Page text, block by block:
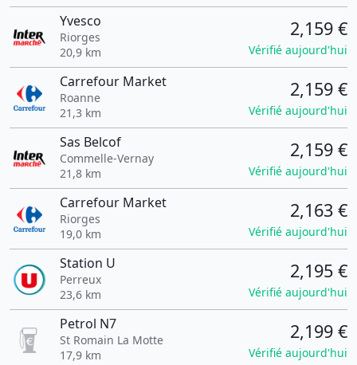
Yvesco
Riorges
20,9 km
2,159 €
Vérifié aujourd'hui
Carrefour Market
Roanne
21,3 km
2,159 €
Vérifié aujourd'hui
Sas Belcof
Commelle-Vernay
21,8 km
2,159 €
Vérifié aujourd'hui
Carrefour Market
Riorges
19,0 km
2,163 €
Vérifié aujourd'hui
Station U
Perreux
23,6 km
2,195 €
Vérifié aujourd'hui
Petrol N7
St Romain La Motte
17,9 km
2,199 €
Vérifié aujourd'hui